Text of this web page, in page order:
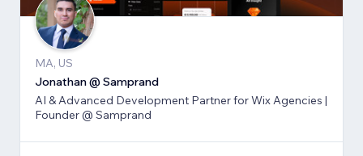
MA, US
Jonathan @ Samprand
AI & Advanced Development Partner for Wix Agencies |
Founder @ Samprand